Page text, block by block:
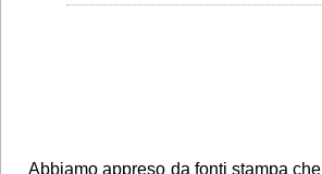
Abbiamo appreso da fonti stampa che